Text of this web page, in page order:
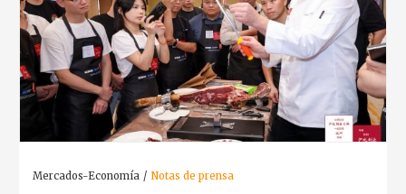
Mercados-Economía Notas de prensa